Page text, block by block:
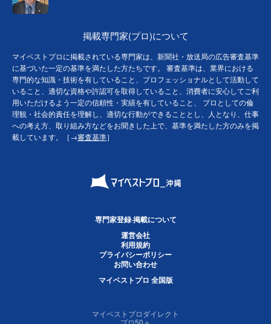
掲載専門家(プロ)について
マイベストプロに掲載されている専門家は、新聞社・放送局の広告審査基準
に基づいた一定の基準を満たした方たちです。 審査基準は、業界における
専門的な知識・技術を有していること、プロフェッショナルとして活動して
いること、適切な資格や許認可を取得していること、消費者に安心してご利
用いただけるよう一定の信頼性・実績を有していること、 プロとしての倫
理観・社会的責任を理解し、適切な行動ができることとし、人となり、仕事
への考え方、取り組み方などをお聞きした上で、基準を満たした方のみを掲
載しています。［→審査基準］
専門家登録·掲載について
運営会社
利用規約
プライバシーポリシー
お問い合わせ
マイベストプロ 全国版
マイベストプロダイレクト
プロ50＋